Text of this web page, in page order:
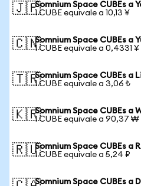
🇯🇵Somnium Space CUBEs a
1 CUBE equivale a 10,13 ¥
🇨🇳Somnium Space CUBEs a
1 CUBE equivale a 0,4331 ¥
🇹🇷Somnium Space CUBEs a
1 CUBE equivale a 3,06 ₺
🇰🇷Somnium Space CUBEs a
1 CUBE equivale a 90,37 ₩
🇷🇺Somnium Space CUBEs a
1 CUBE equivale a 5,24 ₽
Somnium Space CUBEs a